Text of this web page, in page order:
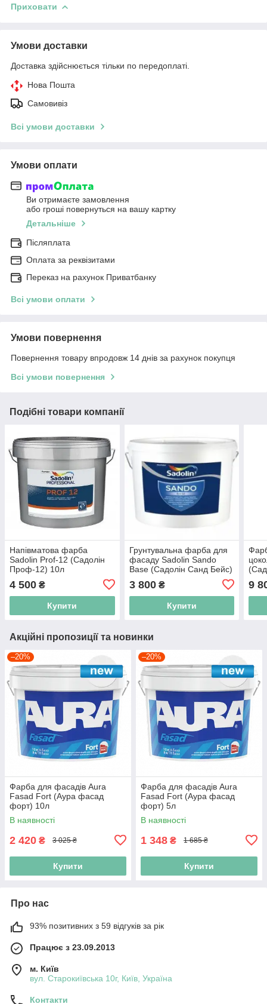
Приховати
Умови доставки
Доставка здійснюється тільки по передоплаті.
Нова Пошта
Самовивіз
Всі умови доставки
Умови оплати
Ви отримаєте замовлення
або гроші повернуться на вашу картку
Детальніше
Післяплата
Оплата за реквізитами
Переказ на рахунок Приватбанку
Всі умови оплати
Умови повернення
Повернення товару впродовж 14 днів за рахунок покупця
Всі умови повернення
Подібні товари компанії
Напівматова фарба
Sadolin Prof-12 (Садолін
Проф-12) 10л
4 500 ₴
Купити
Грунтувальна фарба для
фасаду Sadolin Sando
Base (Садолін Санд Бейс)
3 800₴
Купити
9
Акційні пропозиції та новинки
–20%
Фарба для фасадів Aura
Fasad Fort (Аура фасад
форт) 10л
В наявності
2 420 ₴ 3 025 ₴
Купити
–20%
Фарба для фасадів Aura
Fasad Fort (Аура фасад
форт) 5л
В наявності
1 348 ₴ 1 685 ₴
Купити
Про нас
93% позитивних з 59 відгуків за рік
Працює з 23.09.2013
м. Київ
вул. Старокиївська 10г, Київ, Україна
Контакти